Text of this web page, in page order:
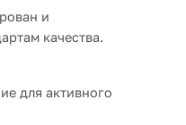
и
качества.
для активного